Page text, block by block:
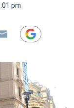
pm